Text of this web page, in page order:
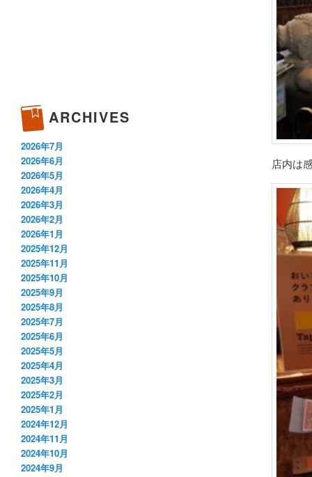
店内は
ARCHIVES
2026年7月
2026年6月
2026年5月
2026年4月
2026年3月
2026年2月
2026年1月
2025年12月
2025年11月
2025年10月
2025年9月
2025年8月
2025年7月
2025年6月
2025年5月
2025年4月
2025年3月
2025年2月
2025年1月
2024年12月
2024年11月
2024年10月
2024年9月